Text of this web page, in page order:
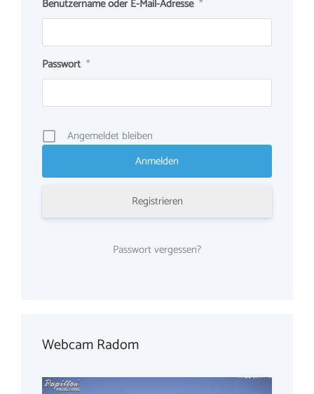
Benutzername oder E-Mail-Adresse *
Passwort *
Angemeldet bleiben
Registrieren
Passwort vergessen?
Webcam Radom